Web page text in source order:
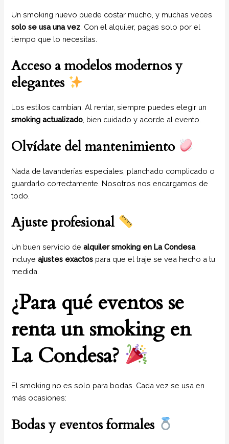
Un smoking nuevo puede costar mucho, y muchas veces
solo se usa una vez . Con el alquiler, pagas solo por el
tiempo que lo necesitas.
Acceso a modelos modernos y
elegantes
Los estilos cambian. Al rentar, siempre puedes elegir un
smoking actualizado, bien cuidado y acorde al evento.
Olvídate del mantenimiento
Nada de lavanderías especiales, planchado complicado o
guardarlo correctamente. Nosotros nos encargamos de
todo.
Ajuste profesional
Un buen servicio dealquiler smoking en La Condesa
incluyeajustes exactos para que el traje se vea hecho a tu
medida.
¿Para qué eventos se
renta un smoking en
La Condesa?
El smoking no es solo para bodas. Cada vez se usa en
más ocasiones:
Bodas y eventos formales